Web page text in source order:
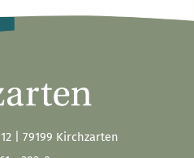
| 79199 Kirchzarten